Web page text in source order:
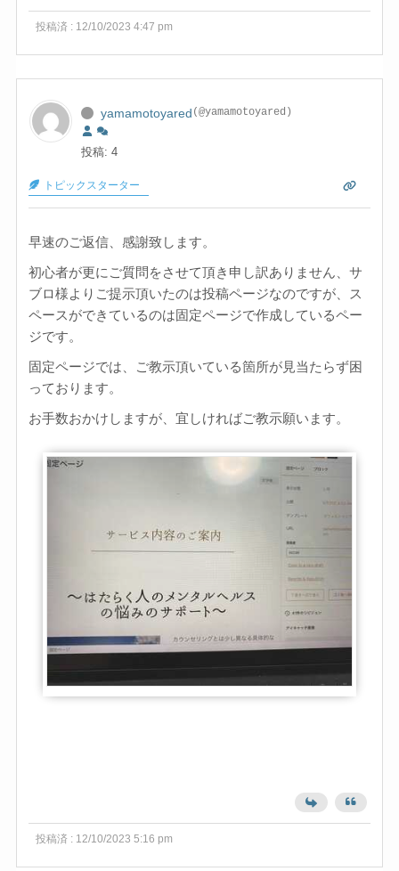
投稿済 : 12/10/2023 4:47 pm
yamamotoyared (@yamamotoyared)
投稿: 4
トピックスターター
早速のご返信、感謝致します。
初心者が更にご質問をさせて頂き申し訳ありません、サ
ブロ様よりご提示頂いたのは投稿ページなのですが、ス
ペースができているのは固定ページで作成しているペー
ジです。
固定ページでは、ご教示頂いている箇所が見当たらず困
っております。
お手数おかけしますが、宜しければご教示願います。
投稿済 : 12/10/2023 5:16 pm